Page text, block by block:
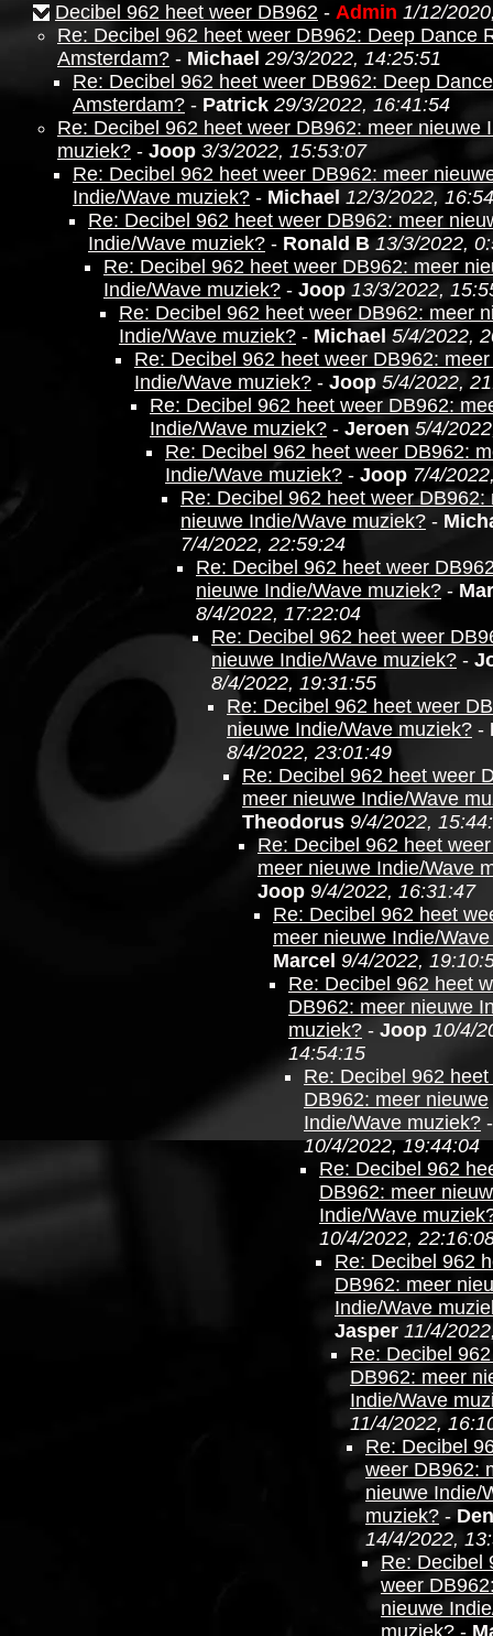
Decibel 962 heet weer DB962 - Admin 1/12/
Re: Decibel 962 heet weer DB962: Deep Dance
Amsterdam? - Michael 29/3/2022, 14:25:51
Re: Decibel 962 heet weer DB962: Deep
Amsterdam? - Patrick 29/3/2022, 16:41:54
Re: Decibel 962 heet weer DB962: meer nieuwe
muziek? - Joop 3/3/2022, 15:53:07
Re: Decibel 962 heet weer DB962: meer
Indie/Wave muziek? - Michael 12/3/2022,
Re: Decibel 962 heet weer DB962: meer
Indie/Wave muziek? - Ronald B 13/3/2022,
Re: Decibel 962 heet weer DB962: meer
Indie/Wave muziek? - Joop 13/3/2022,
Re: Decibel 962 heet weer DB962: meer
Indie/Wave muziek? - Michael 5/4/2022,
Re: Decibel 962 heet weer DB962:
Indie/Wave muziek? - Joop 5/4/2022,
Re: Decibel 962 heet weer DB962:
Indie/Wave muziek? - Jeroen 5/4/
Re: Decibel 962 heet weer DB962:
Indie/Wave muziek? - Joop 7/4/
Re: Decibel 962 heet weer DB962:
nieuwe Indie/Wave muziek? -
7/4/2022, 22:59:24
Re: Decibel 962 heet weer
nieuwe Indie/Wave muziek? -
8/4/2022, 17:22:04
Re: Decibel 962 heet weer
nieuwe Indie/Wave muziek? -
8/4/2022, 19:31:55
Re: Decibel 962 heet weer
nieuwe Indie/Wave muziek? -
8/4/2022, 23:01:49
Re: Decibel 962 heet weer
meer nieuwe Indie/Wave
Theodorus 9/4/2022,
Re: Decibel 962 heet
meer nieuwe Indie/Wave
Joop 9/4/2022, 16:31:47
Re: Decibel 962 heet
meer nieuwe Indie/
Marcel 9/4/2022,
Re: Decibel 962 heet
DB962: meer nieuwe
muziek? - Joop 10/4/
14:54:15
Re: Decibel 962
DB962: meer nieuwe
Indie/Wave muziek?
10/4/2022, 19:44:04
Re: Decibel 962
DB962: meer
Indie/Wave
10/4/2022,
Re: Decibel 962
DB962: meer
Indie/Wave
Jasper 11/4/
Re: Decibel
DB962: meer
Indie/Wave
11/4/2022,
Re: Decibel
weer DB962:
nieuwe Indie/
muziek? -
14/4/2022,
Re: Decibel
weer
nieuwe
muziek? -